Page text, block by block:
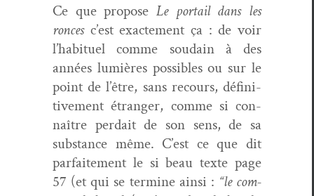
Ce que pro­pose Le por­tail dans les
roncesc’est exacte­ment ça : de voir
l’habituel comme soudain à des
années lumières pos­si­bles ou sur le
point de l’être, sans recours, défini­
tive­ment étranger, comme si con­
naître per­dait de son sens, de sa
sub­stance même. C’est ce que dit
par­faite­ment le si beau texte page
57 (et qui se ter­mine ain­si : “le com­